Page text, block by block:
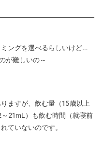
ングを選べるらしいけど…
が難しいの～
ますが、飲む量（15歳以上
21mL）も飲む時間（就寝前
ていないのです。